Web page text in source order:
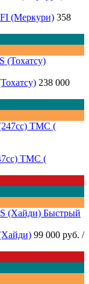
(Меркури) 358
238 000
TMC (
Быстрый
99 000 руб. /